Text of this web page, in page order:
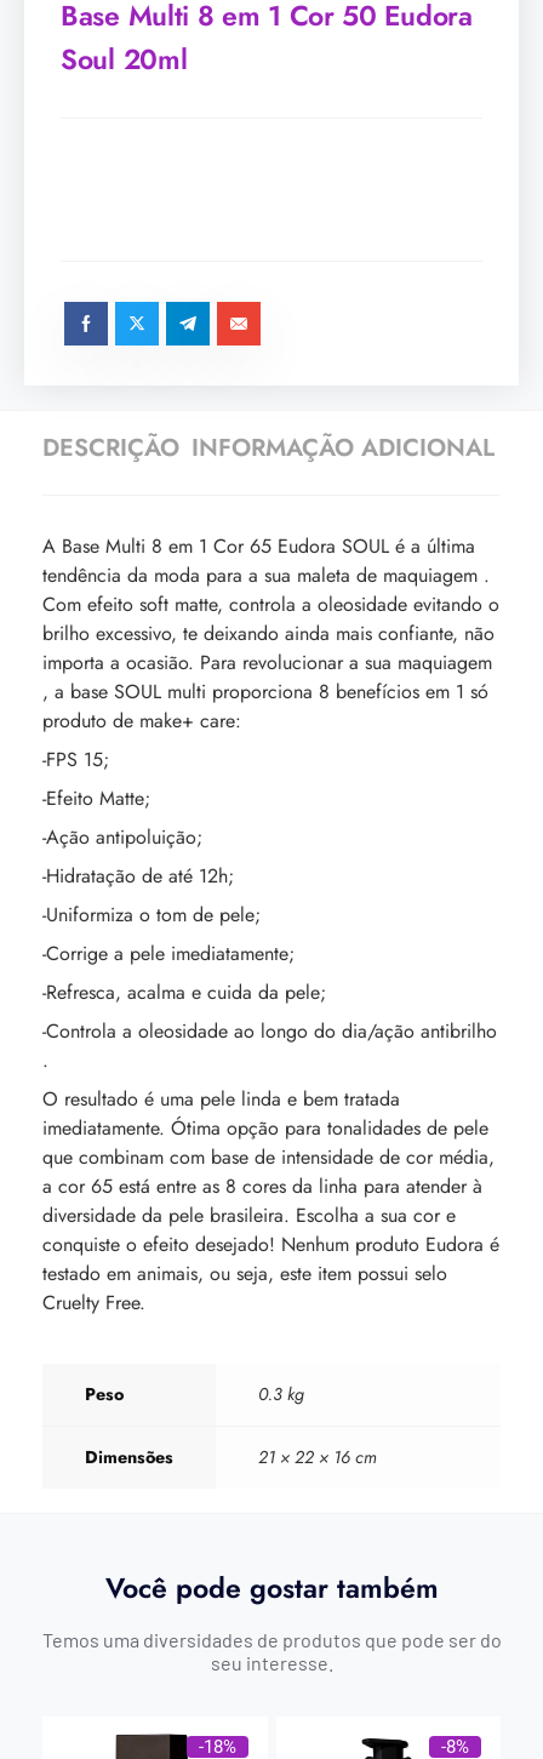
Base Multi 8 em 1 Cor 50 Eudora
Soul 20ml
DESCRIÇÃO INFORMAÇÃO ADICIONAL
A Base Multi 8 em 1 Cor 65 Eudora SOUL é a última
tendência da moda para a sua maleta de maquiagem .
Com efeito soft matte, controla a oleosidade evitando o
brilho excessivo, te deixando ainda mais confiante, não
importa a ocasião. Para revolucionar a sua maquiagem
, a base SOUL multi proporciona 8 benefícios em 1 só
produto de make+ care:
-FPS 15;
-Efeito Matte;
-Ação antipoluição;
-Hidratação de até 12h;
-Uniformiza o tom de pele;
-Corrige a pele imediatamente;
-Refresca, acalma e cuida da pele;
-Controla a oleosidade ao longo do dia/ação antibrilho
.
O resultado é uma pele linda e bem tratada
imediatamente. Ótima opção para tonalidades de pele
que combinam com base de intensidade de cor média,
a cor 65 está entre as 8 cores da linha para atender à
diversidade da pele brasileira. Escolha a sua cor e
conquiste o efeito desejado! Nenhum produto Eudora é
testado em animais, ou seja, este item possui selo
Cruelty Free.
Peso 0.3 kg
Dimensões 21 × 22 × 16 cm
Você pode gostar também
Temos uma diversidades de produtos que pode ser do
seu interesse.
-18% -8%